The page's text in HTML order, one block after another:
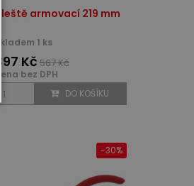
Kleště armovací 219 mm
skladem 1 ks
397 Kč567 Kč
cena bez DPH
DO KOŠÍKU
-30%